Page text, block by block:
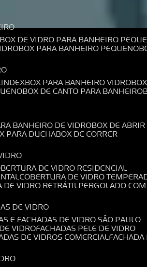
BOX DE VIDRO PARA BANHEIRO
BOX PARA BANHEIRO PEQUENO
BOX PARA BANHEIRO VIDRO
BOX DE CANTO PARA BANHEIRO
BANHEIRO DE VIDRO BOX DE ABRIR
PARA DUCHA BOX DE CORRER
DE VIDRO RESIDENCIAL
COBERTURA DE VIDRO
DE VIDRO RETRÁTIL PERGOLADO
DE VIDRO
E FACHADAS DE VIDRO SÃO PAULO
VIDRO FACHADAS PELE DE VIDRO
DE VIDROS COMERCIAL